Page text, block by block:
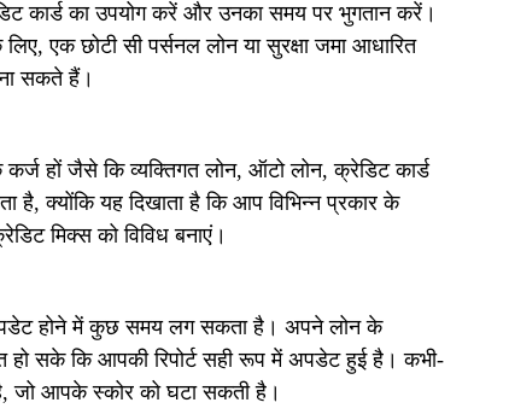
कार्ड का उपयोग करें और उनका समय पर भुगतान करें।
एक छोटी सी पर्सनल लोन या सुरक्षा जमा आधारित
सकते हैं।
हों जैसे कि व्यक्तिगत लोन, ऑटो लोन, क्रेडिट कार्ड
क्योंकि यह दिखाता है कि आप विभिन्न प्रकार के
मिक्स को विविध बनाएं।
अपडेट होने में कुछ समय लग सकता है। अपने लोन के
हो सके कि आपकी रिपोर्ट सही रूप में अपडेट हुई है। कभी-
जो आपके स्कोर को घटा सकती है।